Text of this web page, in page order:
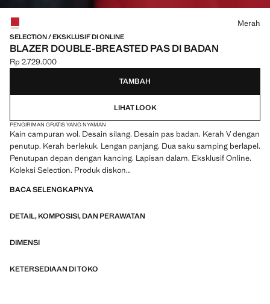
SELECTION / EKSKLUSIF DI ONLINE
BLAZER DOUBLE-BREASTED PAS DI BADAN
Harga saat ini [Rp 2.729.000 ]
Rp 2.729.000
Pilih sebuah warna
Merah
TAMBAH
LIHAT LOOK
PENGIRIMAN GRATIS YANG NYAMAN
Kain campuran wol. Desain silang. Desain pas badan. Kerah V dengan
penutup. Kerah berlekuk. Lengan panjang. Dua saku samping berlapel.
Penutupan depan dengan kancing. Lapisan dalam. Eksklusif Online.
Koleksi Selection. Produk diskon
Sebuah kapsul koleksi pakaian halus, dibuat dengan bahan
untuk acara-acara spesial.
BACA SELENGKAPNYA
DETAIL, KOMPOSISI, DAN PERAWATAN
DIMENSI
KETERSEDIAAN DI TOKO